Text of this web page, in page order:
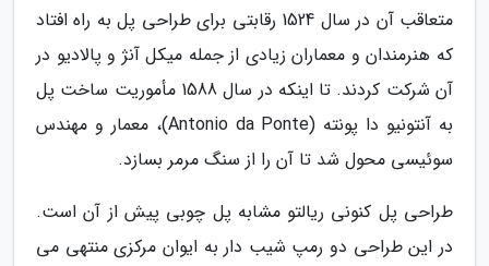
متعاقب آن در سال 1524 رقابتی برای طراحی پل به راه افتاد
که هنرمندان و معماران زیادی از جمله میکل آنژ و پالادیو در
آن شرکت کردند. تا اینکه در سال 1588 مأموریت ساخت پل
به آنتونیو دا پونته (Antonio da Ponte)، معمار و مهندس
سوئیسی محول شد تا آن را از سنگ مرمر بسازد.
طراحی پل کنونی ریالتو مشابه پل چوبی پیش از آن است.
در این طراحی دو رمپ شیب دار به ایوان مرکزی منتهی می